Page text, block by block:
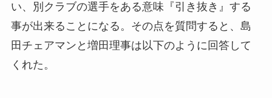
い、別クラブの選手をある意味『引き抜き』する
事が出来ることになる。その点を質問すると、島
田チェアマンと増田理事は以下のように回答して
くれた。